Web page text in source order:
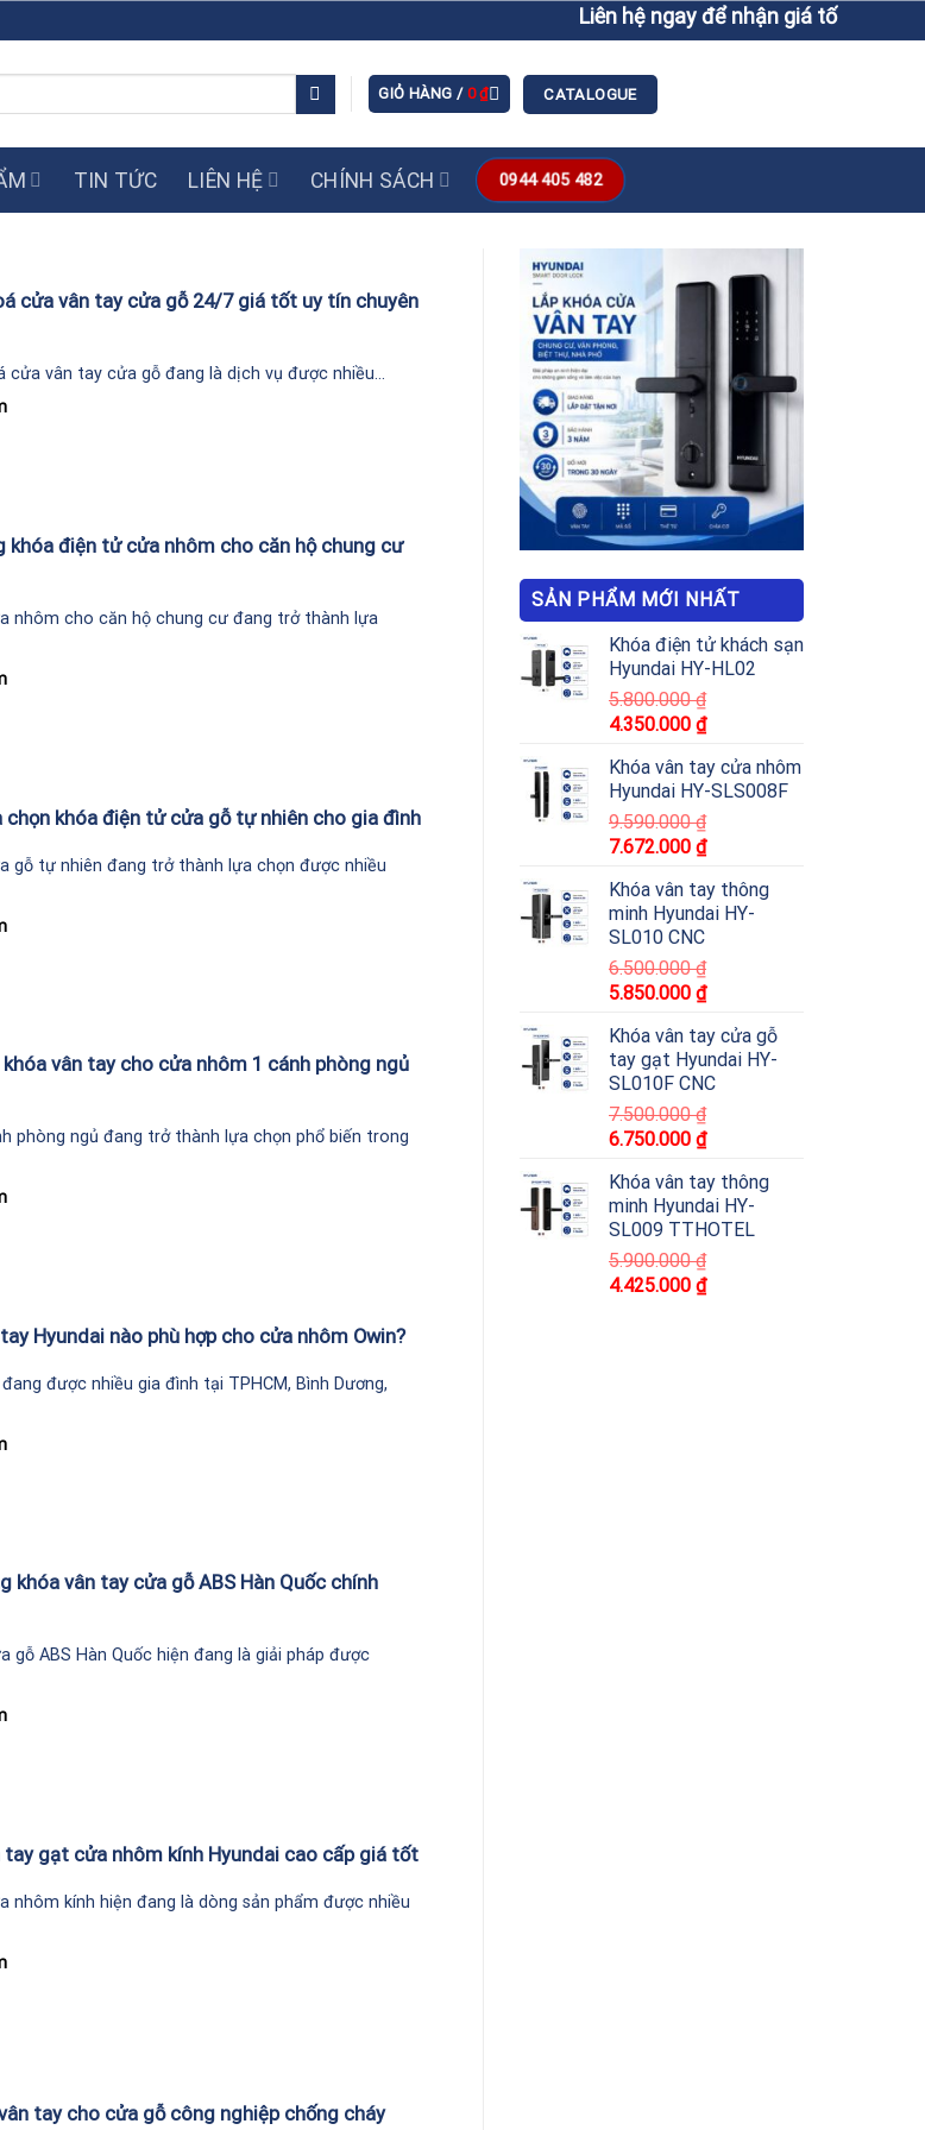
Liên hệ ngay để nhận giá tốt hơn giá
GIỎ HÀNG / 0₫ CATALOGUE
TIN TỨC LIÊN HỆ CHÍNH SÁCH 0944 405 482
cửa vân tay cửa gỗ 24/7 giá tốt uy tín chuyên
cửa vân tay cửa gỗ đang là dịch vụ được nhiều...
khóa điện tử cửa nhôm cho căn hộ chung cư
nhôm cho căn hộ chung cư đang trở thành lựa
chọn khóa điện tử cửa gỗ tự nhiên cho gia đình
gỗ tự nhiên đang trở thành lựa chọn được nhiều
vân tay cho cửa nhôm 1 cánh phòng ngủ
phòng ngủ đang trở thành lựa chọn phổ biến trong
Hyundai nào phù hợp cho cửa nhôm Owin?
được nhiều gia đình tại TPHCM, Bình Dương,
khóa vân tay cửa gỗ ABS Hàn Quốc chính
gỗ ABS Hàn Quốc hiện đang là giải pháp được
tay gạt cửa nhôm kính Hyundai cao cấp giá tốt
nhôm kính hiện đang là dòng sản phẩm được nhiều
tay cho cửa gỗ công nghiệp chống cháy
SẢN PHẨM MỚI NHẤT
Khóa điện tử khách sạn
Hyundai HY-HL02
5.800.000₫
4.350.000 ₫
Khóa vân tay cửa nhôm
Hyundai HY-SLS008F
9.590.000₫
7.672.000 ₫
Khóa vân tay thông
minh Hyundai HY-
SL010 CNC
6.500.000₫
5.850.000 ₫
Khóa vân tay cửa gỗ
tay gạt Hyundai HY-
SL010F CNC
7.500.000₫
6.750.000 ₫
Khóa vân tay thông
minh Hyundai HY-
SL009 TTHOTEL
5.900.000₫
4.425.000 ₫